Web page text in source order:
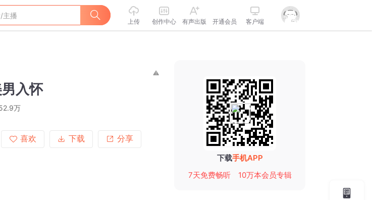
上传 创作中心 有声出版 开通会员 客户端
入怀
万
喜欢
下载 分享
下载手机APP
7天免费畅听
10万本会员专辑